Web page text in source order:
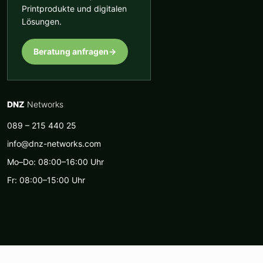
Printprodukte und digitalen
Lösungen.
Beratung anfragen→
DNZ Networks
089 – 215 440 25
info@dnz-networks.com
Mo–Do: 08:00–16:00 Uhr
Fr: 08:00–15:00 Uhr